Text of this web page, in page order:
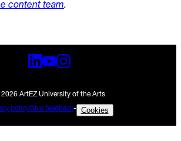
content team.
ArtEZ University of the Arts
policyGive feedback- Cookies